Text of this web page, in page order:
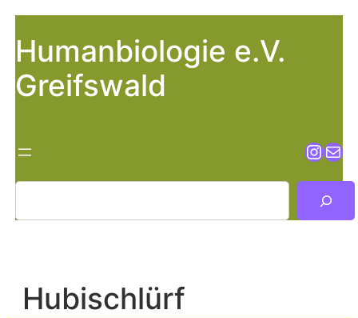
Zum
Inhalt
springen
Humanbiologie e.V.
Greifswald
E-
Hubischlürf